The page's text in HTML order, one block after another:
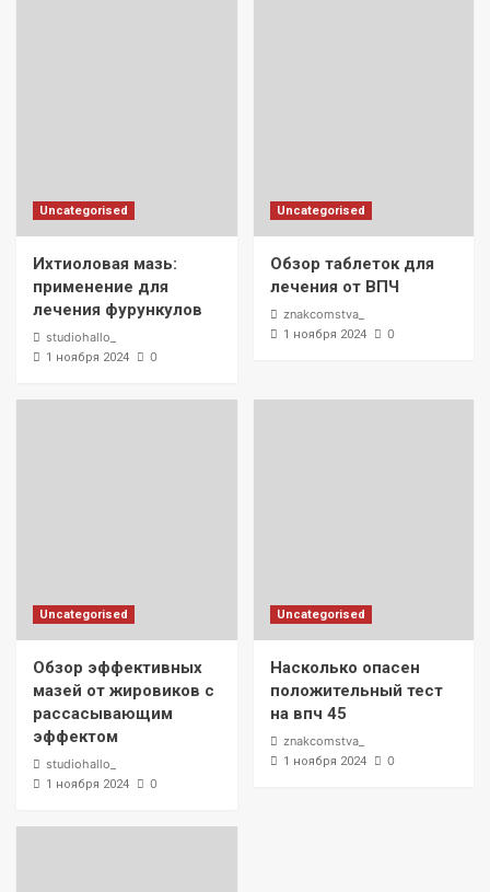
Uncategorised
Ихтиоловая мазь:
применение для
лечения фурункулов
studiohallo_
1 ноября 2024 0
Uncategorised
Обзор таблеток для
лечения от ВПЧ
znakcomstva_
1 ноября 2024 0
Uncategorised
Обзор эффективных
мазей от жировиков с
рассасывающим
эффектом
studiohallo_
1 ноября 2024 0
Uncategorised
Насколько опасен
положительный тест
на впч 45
znakcomstva_
1 ноября 2024 0